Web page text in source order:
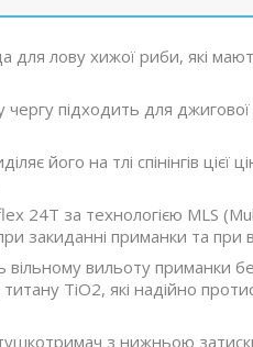
для лову хижої риби, які
підходить для джигової
його на тлі спінінгів цієї
24T за технологією MLS
закиданні приманки та при
вільному вильоту приманки
титану TiO2, які надійно
з нижньою